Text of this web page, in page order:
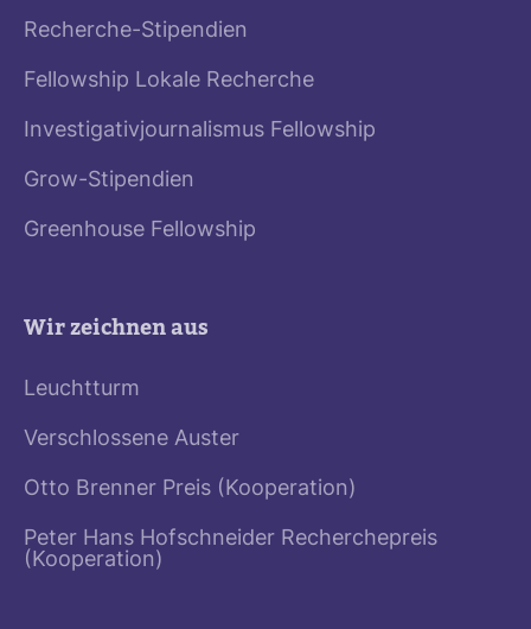
Recherche-Stipendien
Fellowship Lokale Recherche
Investigativjournalismus Fellowship
Grow-Stipendien
Greenhouse Fellowship
Wir zeichnen aus
Leuchtturm
Verschlossene Auster
Otto Brenner Preis (Kooperation)
Peter Hans Hofschneider Recherchepreis
(Kooperation)